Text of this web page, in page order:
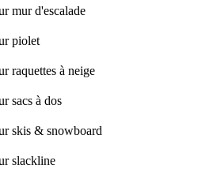
mur d'escalade
piolet
raquettes à neige
sacs à dos
skis & snowboard
slackline